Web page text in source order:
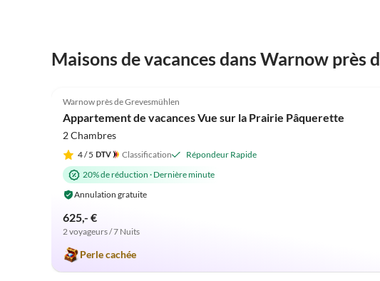
uneingeschränkt weiterempfehlen!
Maisons de vacances dans Warnow près
Warnow près de Grevesmühlen
Appartement de vacances Vue sur la Prairie Pâquerette
2 Chambres
4/ 5 Classification
Répondeur Rapide
20% de réduction · Dernière minute
Annulation gratuite
625,- €
2 voyageurs / 7 Nuits
Perle cachée